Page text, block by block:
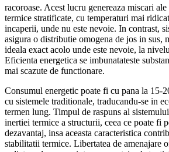
racoroase. Acest lucru genereaza miscari
termice stratificate, cu temperaturi mai
incaperii, unde nu este nevoie. In contrast,
asigura o distributie omogena de jos in sus,
ideala exact acolo unde este nevoie, la
Eficienta energetica se imbunatateste
mai scazute de functionare.
Consumul energetic poate fi cu pana la 15-
cu sistemele traditionale, traducandu-se in
termen lung. Timpul de raspuns al
inertiei termice a structurii, ceea ce poate fi
dezavantaj, insa aceasta caracteristica
stabilitatii termice. Libertatea de amenajare